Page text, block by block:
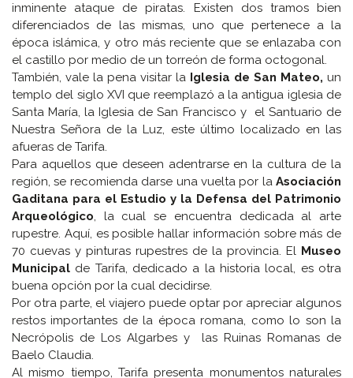
inminente ataque de piratas. Existen dos tramos bien
diferenciados de las mismas, uno que pertenece a la
época islámica, y otro más reciente que se enlazaba con
el castillo por medio de un torreón de forma octogonal.
También, vale la pena visitar la Iglesia de San Mateo, un
templo del siglo XVI que reemplazó a la antigua iglesia de
Santa María, la Iglesia de San Francisco y el Santuario de
Nuestra Señora de la Luz, este último localizado en las
afueras de Tarifa.
Para aquellos que deseen adentrarse en la cultura de la
región, se recomienda darse una vuelta por la Asociación
Gaditana para el Estudio y la Defensa del Patrimonio
Arqueológico, la cual se encuentra dedicada al arte
rupestre. Aquí, es posible hallar información sobre más de
70 cuevas y pinturas rupestres de la provincia. El Museo
Municipal de Tarifa, dedicado a la historia local, es otra
buena opción por la cual decidirse.
Por otra parte, el viajero puede optar por apreciar algunos
restos importantes de la época romana, como lo son la
Necrópolis de Los Algarbes y las Ruinas Romanas de
Baelo Claudia.
Al mismo tiempo, Tarifa presenta monumentos naturales